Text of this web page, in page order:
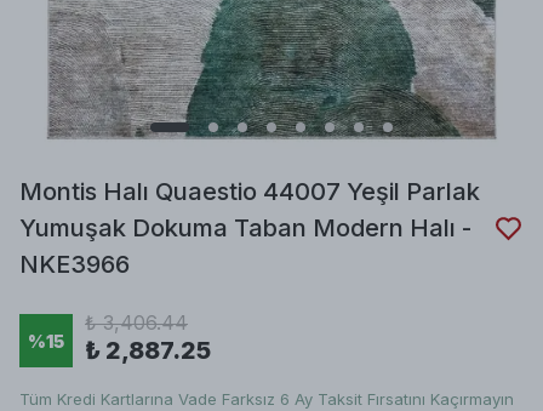
Montis Halı Quaestio 44007 Yeşil Parlak
Yumuşak Dokuma Taban Modern Halı -
NKE3966
%15
₺ 3,406.44
₺ 2,887.25
Tüm Kredi Kartlarına Vade Farksız 6 Ay Taksit Fırsatını Kaçırmayın